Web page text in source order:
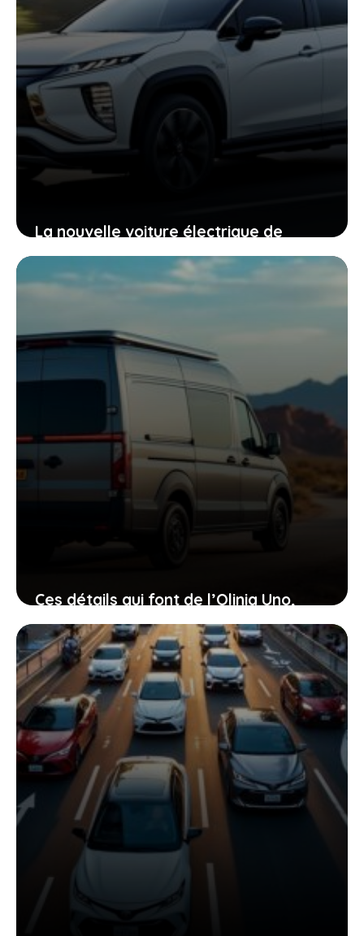
La nouvelle voiture électrique de
mitsubishi mise sur un air de famille
pour vous convaincre au premier
18 juin 2026
Ces détails qui font de l’Olinia Uno,
voiture électrique mexicaine à 8 000 €,
une option à ne pas manquer
18 juin 2026